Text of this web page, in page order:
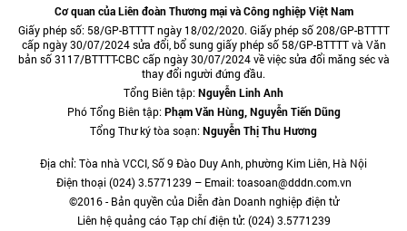
Cơ quan của Liên đoàn Thương mại và Công nghiệp Việt Nam
Giấy phép số: 58/GP-BTTTT ngày 18/02/2020. Giấy phép số 208/GP-BTTTT
cấp ngày 30/07/2024 sửa đổi, bổ sung giấy phép số 58/GP-BTTTT và Văn
bản số 3117/BTTTT-CBC cấp ngày 30/07/2024 về việc sửa đổi măng séc và
thay đổi người đứng đầu.
Tổng Biên tập:Nguyễn Linh Anh
Phó Tổng Biên tập:Phạm Văn Hùng, Nguyễn Tiến Dũng
Tổng Thư ký tòa soạn:Nguyễn Thị Thu Hương
Địa chỉ: Tòa nhà VCCI, Số 9 Đào Duy Anh, phường Kim Liên, Hà Nội
Điện thoại (024) 3.5771239 – Email: toasoan@dddn.com.vn
©2016 - Bản quyền của Diễn đàn Doanh nghiệp điện tử
Liên hệ quảng cáo Tạp chí điện tử: (024) 3.5771239